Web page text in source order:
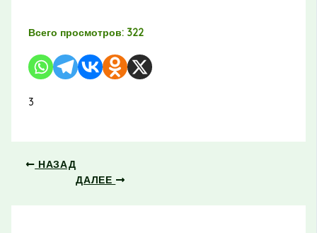
Всего просмотров: 322
3
НАЗАД
ДАЛЕЕ